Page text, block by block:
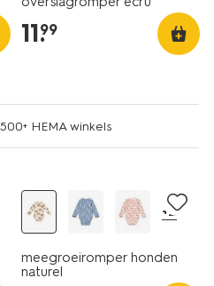
11.
99
HEMA winkels
+2
meegroeiromper honden
naturel